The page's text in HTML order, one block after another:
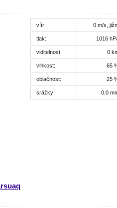
vítr: 0 m/s,
tlak: 1016
viditelnost: 0
vlhkost: 65
oblačnost: 25
srážky: 0.0